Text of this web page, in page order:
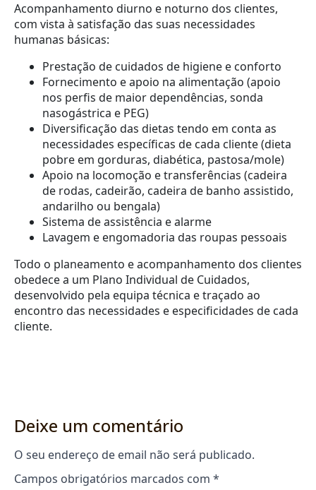
Acompanhamento diurno e noturno dos clientes,
com vista à satisfação das suas necessidades
humanas básicas:
Prestação de cuidados de higiene e conforto
Fornecimento e apoio na alimentação (apoio
nos perfis de maior dependências, sonda
nasogástrica e PEG)
Diversificação das dietas tendo em conta as
necessidades específicas de cada cliente (dieta
pobre em gorduras, diabética, pastosa/mole)
Apoio na locomoção e transferências (cadeira
de rodas, cadeirão, cadeira de banho assistido,
andarilho ou bengala)
Sistema de assistência e alarme
Lavagem e engomadoria das roupas pessoais
Todo o planeamento e acompanhamento dos clientes
obedece a um Plano Individual de Cuidados,
desenvolvido pela equipa técnica e traçado ao
encontro das necessidades e especificidades de cada
cliente.
Deixe um comentário
O seu endereço de email não será publicado.
Campos obrigatórios marcados com *